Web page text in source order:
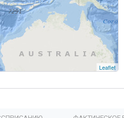
Leaflet